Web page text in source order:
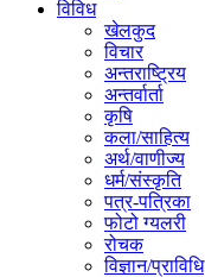
विविध
खेलकुद
विचार
अन्तराष्ट्रिय
अन्तर्वार्ता
कृषि
कला/साहित्य
अर्थ/वाणीज्य
धर्म/संस्कृति
पत्र-पत्रिका
फोटो ग्यलरी
रोचक
विज्ञान/प्राविधि